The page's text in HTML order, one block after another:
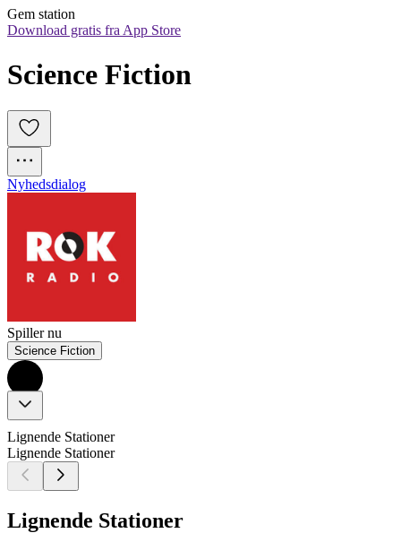
Gem station
Download gratis fra App Store
Science Fiction
Nyhedsdialog
Spiller nu
Science Fiction
Lignende Stationer
Lignende Stationer
Lignende Stationer